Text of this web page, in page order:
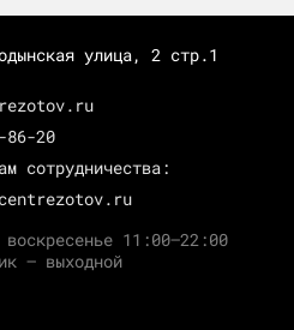
улица, 2 стр.1
86-20
сотрудничества:
11:00–22:00
— выходной